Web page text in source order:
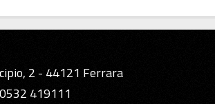
2 - 44121 Ferrara
419111